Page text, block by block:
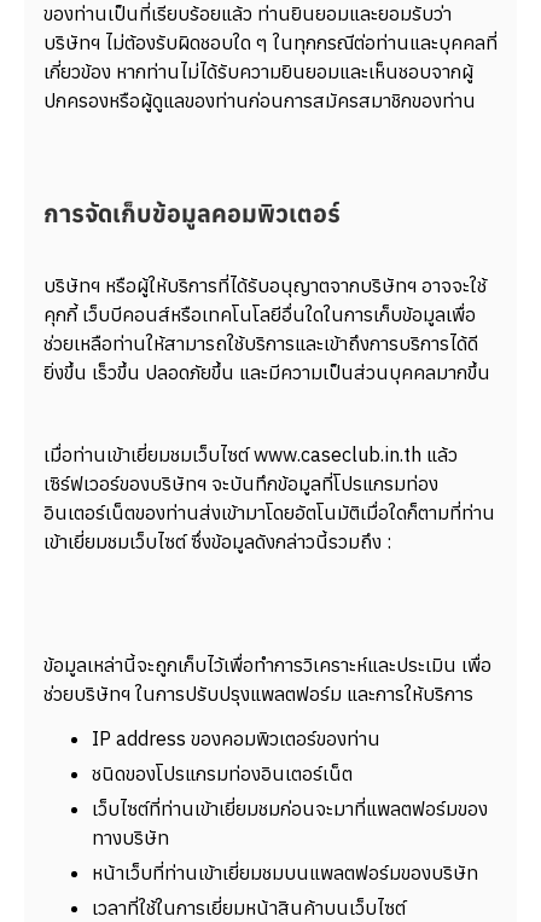
ของท่านเป็นที่เรียบร้อยแล้ว ท่านยินยอมและยอมรับว่า
บริษัทฯ ไม่ต้องรับผิดชอบใด ๆ ในทุกกรณีต่อท่านและบุคคลที่
เกี่ยวข้อง หากท่านไม่ได้รับความยินยอมและเห็นชอบจากผู้
ปกครองหรือผู้ดูแลของท่านก่อนการสมัครสมาชิกของท่าน
การจัดเก็บข้อมูลคอมพิวเตอร์
บริษัทฯ หรือผู้ให้บริการที่ได้รับอนุญาตจากบริษัทฯ อาจจะใช้
คุกกี้ เว็บบีคอนส์หรือเทคโนโลยีอื่นใดในการเก็บข้อมูลเพื่อ
ช่วยเหลือท่านให้สามารถใช้บริการและเข้าถึงการบริการได้ดี
ยิ่งขึ้น เร็วขึ้น ปลอดภัยขึ้น และมีความเป็นส่วนบุคคลมากขึ้น
เมื่อท่านเข้าเยี่ยมชมเว็บไซต์ www.caseclub.in.th แล้ว
เซิร์ฟเวอร์ของบริษัทฯ จะบันทึกข้อมูลที่โปรแกรมท่อง
อินเตอร์เน็ตของท่านส่งเข้ามาโดยอัตโนมัติเมื่อใดก็ตามที่ท่าน
เข้าเยี่ยมชมเว็บไซต์ ซึ่งข้อมูลดังกล่าวนี้รวมถึง :
ข้อมูลเหล่านี้จะถูกเก็บไว้เพื่อทำการวิเคราะห์และประเมิน เพื่อ
ช่วยบริษัทฯ ในการปรับปรุงแพลตฟอร์ม และการให้บริการ
IP address ของคอมพิวเตอร์ของท่าน
ชนิดของโปรแกรมท่องอินเตอร์เน็ต
เว็บไซต์ที่ท่านเข้าเยี่ยมชมก่อนจะมาที่แพลตฟอร์มของ
ทางบริษัท
หน้าเว็บที่ท่านเข้าเยี่ยมชมบนแพลตฟอร์มของบริษัท
เวลาที่ใช้ในการเยี่ยมหน้าสินค้าบนเว็บไซต์